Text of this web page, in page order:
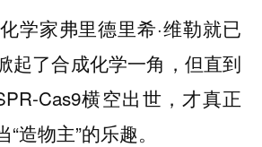
学家弗里德里希·维勒就已
起了合成化学一角，但直到
Cas9横空出世，才真正
造物主”的乐趣。